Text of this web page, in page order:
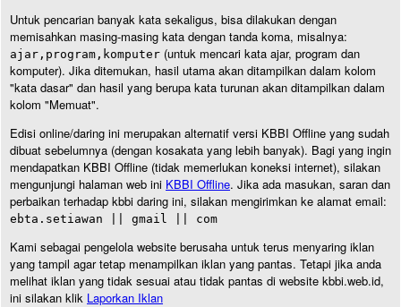
Untuk pencarian banyak kata sekaligus, bisa dilakukan dengan
memisahkan masing-masing kata dengan tanda koma, misalnya:
ajar,program,komputer (untuk mencari kata ajar, program dan
komputer). Jika ditemukan, hasil utama akan ditampilkan dalam kolom
"kata dasar" dan hasil yang berupa kata turunan akan ditampilkan dalam
kolom "Memuat".
Edisi online/daring ini merupakan alternatif versi KBBI Offline yang sudah
dibuat sebelumnya (dengan kosakata yang lebih banyak). Bagi yang ingin
mendapatkan KBBI Offline (tidak memerlukan koneksi internet), silakan
mengunjungi halaman web ini KBBI Offline. Jika ada masukan, saran dan
perbaikan terhadap kbbi daring ini, silakan mengirimkan ke alamat email:
ebta.setiawan || gmail || com
Kami sebagai pengelola website berusaha untuk terus menyaring iklan
yang tampil agar tetap menampilkan iklan yang pantas. Tetapi jika anda
melihat iklan yang tidak sesuai atau tidak pantas di website kbbi.web.id,
ini silakan klik Laporkan Iklan